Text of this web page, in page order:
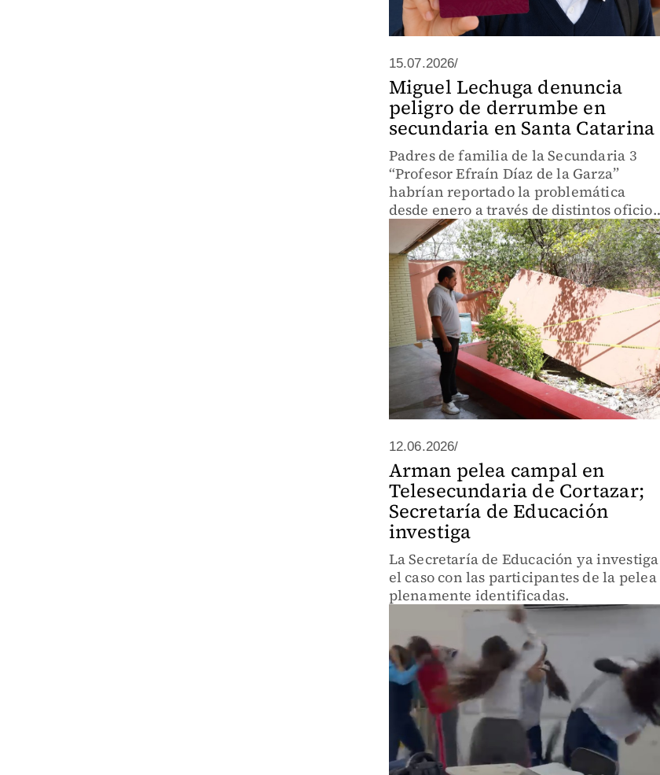
15.07.2026/
Miguel Lechuga denuncia
peligro de derrumbe en
secundaria en Santa Catarina
Padres de familia de la Secundaria 3
“Profesor Efraín Díaz de la Garza”
habrían reportado la problemática
desde enero a través de distintos oficios
sin obtener respuestas.
12.06.2026/
Arman pelea campal en
Telesecundaria de Cortazar;
Secretaría de Educación
investiga
La Secretaría de Educación ya investiga
el caso con las participantes de la pelea
plenamente identificadas.